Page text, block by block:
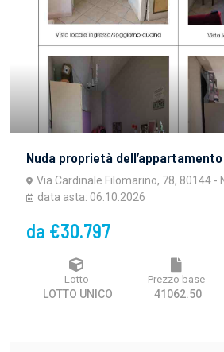
Via Cardinale Filomarino, 78, 80144 -
data asta: 06.10.2026
da €30.797
Lotto
LOTTO UNICO
Prezzo base
41062.50